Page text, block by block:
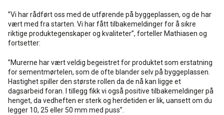
”Vi har rådført oss med de utførende på byggeplassen, og de har
vært med fra starten. Vi har fått tilbakemeldinger for å sikre
riktige produktegenskaper og kvaliteter”, forteller Mathiasen og
fortsetter:
”Murerne har vært veldig begeistret for produktet som erstatning
for sementmørtelen, som de ofte blander selv på byggeplassen.
Hastighet spiller den største rollen da de nå kan ligge et
dagsarbeid foran. I tillegg fikk vi også positive tilbakemeldinger på
henget, da vedheften er sterk og herdetiden er lik, uansett om du
legger 10, 25 eller 50 mm med puss”.